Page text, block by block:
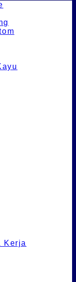
Kerja